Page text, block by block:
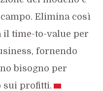
Elimina così
il time-to-value per
fornendo
bisogno per
sui profitti.